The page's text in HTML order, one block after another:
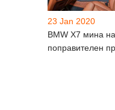
23 Jan 2020
BMW X7 мина на
поправителен